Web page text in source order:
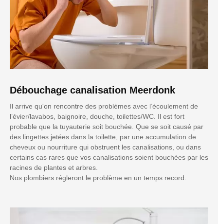
Débouchage canalisation Meerdonk
Il arrive qu'on rencontre des problèmes avec l’écoulement de
l’évier/lavabos, baignoire, douche, toilettes/WC. Il est fort
probable que la tuyauterie soit bouchée. Que se soit causé par
des lingettes jetées dans la toilette, par une accumulation de
cheveux ou nourriture qui obstruent les canalisations, ou dans
certains cas rares que vos canalisations soient bouchées par les
racines de plantes et arbres.
Nos plombiers régleront le problème en un temps record.